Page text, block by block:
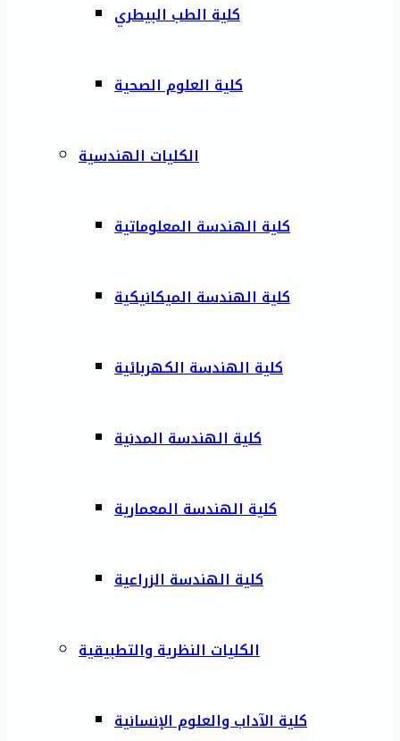
كلية الطب البيطري
كلية العلوم الصحية
الكليات الهندسية
كلية الهندسة المعلوماتية
كلية الهندسة الميكانيكية
كلية الهندسة الكهربائية
كلية الهندسة المدنية
كلية الهندسة المعمارية
كلية الهندسة الزراعية
الكليات النظرية والتطبيقية
كلية الآداب والعلوم الإنسانية